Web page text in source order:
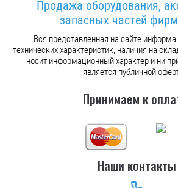
Продажа оборудования,
запасных частей
Вся представленная на сайте
технических характеристик, наличия на
носит информационный характер и ни
является публичной
Принимаем к
Наши контакты